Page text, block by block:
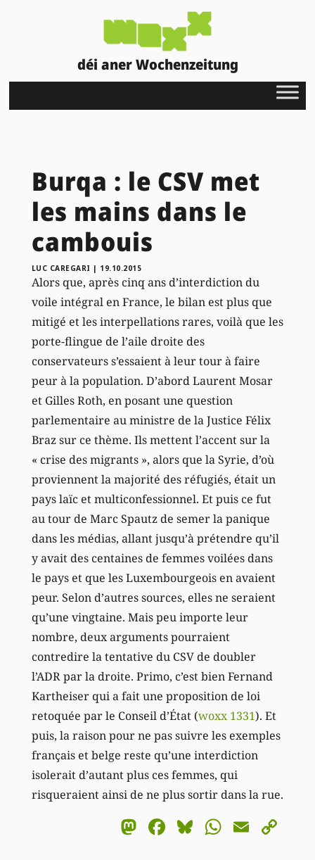
déi aner Wochenzeitung
Burqa : le CSV met
les mains dans le
cambouis
LUC CAREGARI | 19.10.2015
Alors que, après cinq ans d’interdiction du
voile intégral en France, le bilan est plus que
mitigé et les interpellations rares, voilà que les
porte-flingue de l’aile droite des
conservateurs s’essaient à leur tour à faire
peur à la population. D’abord Laurent Mosar
et Gilles Roth, en posant une question
parlementaire au ministre de la Justice Félix
Braz sur ce thème. Ils mettent l’accent sur la
« crise des migrants », alors que la Syrie, d’où
proviennent la majorité des réfugiés, était un
pays laïc et multiconfessionnel. Et puis ce fut
au tour de Marc Spautz de semer la panique
dans les médias, allant jusqu’à prétendre qu’il
y avait des centaines de femmes voilées dans
le pays et que les Luxembourgeois en avaient
peur. Selon d’autres sources, elles ne seraient
qu’une vingtaine. Mais peu importe leur
nombre, deux arguments pourraient
contredire la tentative du CSV de doubler
l’ADR par la droite. Primo, c’est bien Fernand
Kartheiser qui a fait une proposition de loi
retoquée par le Conseil d’État (woxx 1331). Et
puis, la raison pour ne pas suivre les exemples
français et belge reste qu’une interdiction
isolerait d’autant plus ces femmes, qui
risqueraient ainsi de ne plus sortir dans la rue.
Mastodon
Facebook
BlueskyEmail